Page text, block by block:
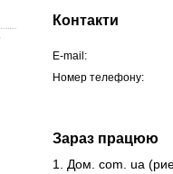
Контакти
E-mail:
Номер телефону:
Зараз працюю
1. Дом. com. ua